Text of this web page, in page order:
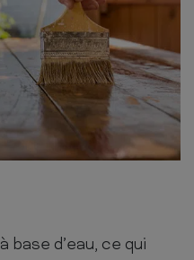
base d’eau, ce qui